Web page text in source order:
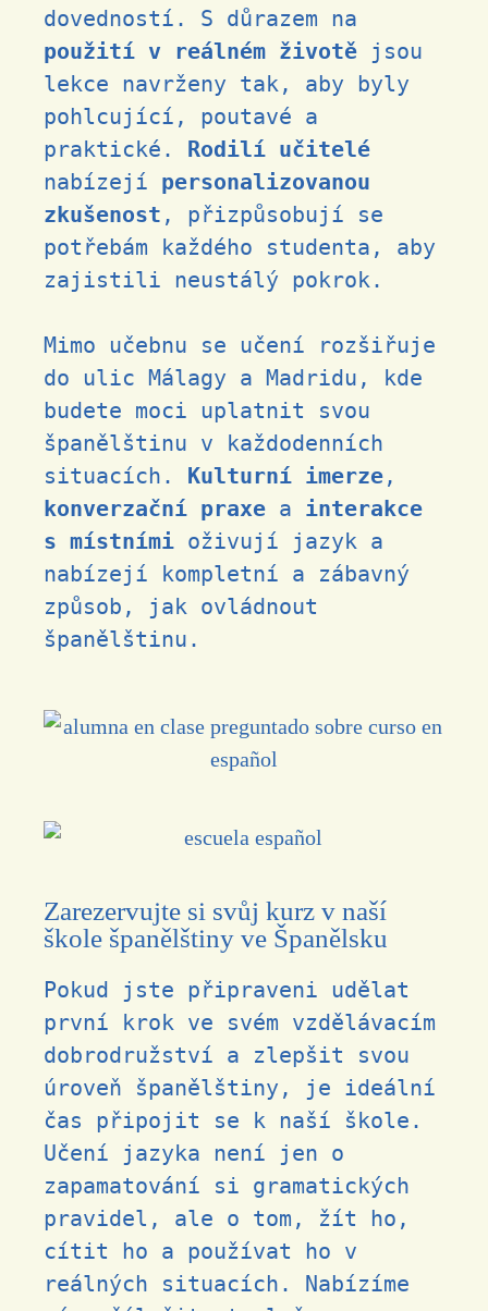
dovedností. S důrazem na
použití v reálném životě jsou
lekce navrženy tak, aby byly
pohlcující, poutavé a
praktické. Rodilí učitelé
nabízejí personalizovanou
zkušenost , přizpůsobují se
potřebám každého studenta, aby
zajistili neustálý pokrok.
Mimo učebnu se učení rozšiřuje
do ulic Málagy a Madridu, kde
budete moci uplatnit svou
španělštinu v každodenních
situacích. Kulturní imerze ,
konverzační praxe a interakce
s místními oživují jazyk a
nabízejí kompletní a zábavný
způsob, jak ovládnout
španělštinu.
Zarezervujte si svůj kurz v naší
škole španělštiny ve Španělsku
Pokud jste připraveni udělat
první krok ve svém vzdělávacím
dobrodružství a zlepšit svou
úroveň španělštiny, je ideální
čas připojit se k naší škole.
Učení jazyka není jen o
zapamatování si gramatických
pravidel, ale o tom, žít ho,
cítit ho a používat ho v
reálných situacích. Nabízíme